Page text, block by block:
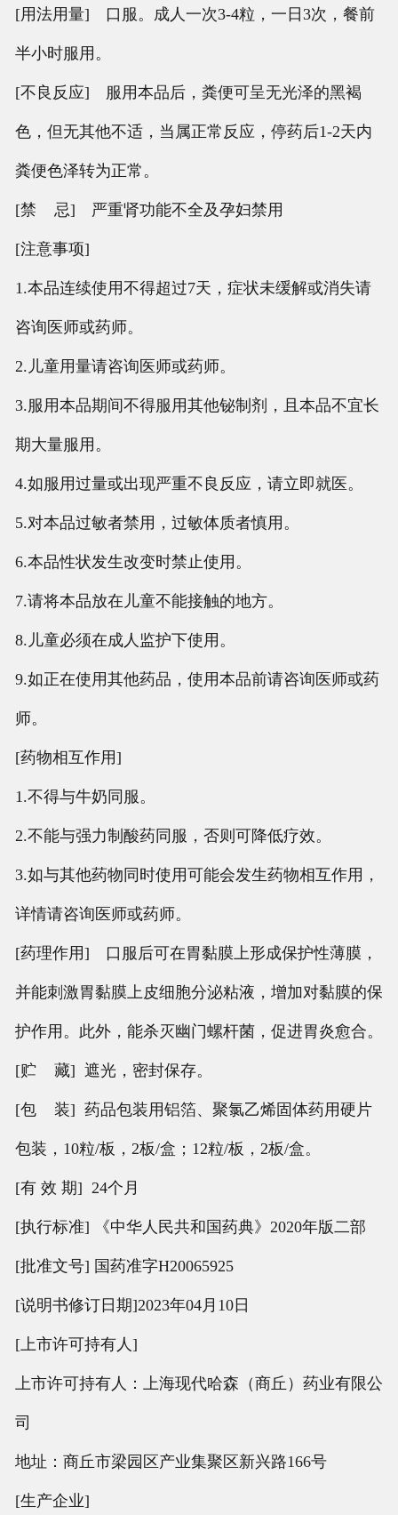
[用法用量] 口服。成人一次3-4粒，一日3次，餐前
半小时服用。
[不良反应] 服用本品后，粪便可呈无光泽的黑褐
色，但无其他不适，当属正常反应，停药后1-2天内
粪便色泽转为正常。
[禁 忌] 严重肾功能不全及孕妇禁用
[注意事项]
1.本品连续使用不得超过7天，症状未缓解或消失请
咨询医师或药师。
2.儿童用量请咨询医师或药师。
3.服用本品期间不得服用其他铋制剂，且本品不宜长
期大量服用。
4.如服用过量或出现严重不良反应，请立即就医。
5.对本品过敏者禁用，过敏体质者慎用。
6.本品性状发生改变时禁止使用。
7.请将本品放在儿童不能接触的地方。
8.儿童必须在成人监护下使用。
9.如正在使用其他药品，使用本品前请咨询医师或药
师。
[药物相互作用]
1.不得与牛奶同服。
2.不能与强力制酸药同服，否则可降低疗效。
3.如与其他药物同时使用可能会发生药物相互作用，
详情请咨询医师或药师。
[药理作用] 口服后可在胃黏膜上形成保护性薄膜，
并能刺激胃黏膜上皮细胞分泌粘液，增加对黏膜的保
护作用。此外，能杀灭幽门螺杆菌，促进胃炎愈合。
[贮 藏] 遮光，密封保存。
[包 装] 药品包装用铝箔、聚氯乙烯固体药用硬片
包装，10粒/板，2板/盒；12粒/板，2板/盒。
[有 效 期] 24个月
[执行标准] 《中华人民共和国药典》2020年版二部
[批准文号] 国药准字H20065925
[说明书修订日期]2023年04月10日
[上市许可持有人]
上市许可持有人：上海现代哈森（商丘）药业有限公
司
地址：商丘市梁园区产业集聚区新兴路166号
[生产企业]